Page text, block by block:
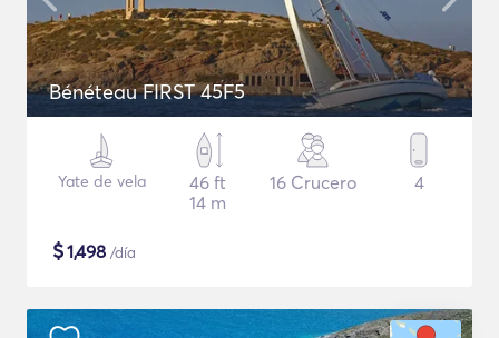
Bénéteau FIRST 45F5
Yate de vela
46 ft
14 m
16 Crucero 4
$1,498 /día